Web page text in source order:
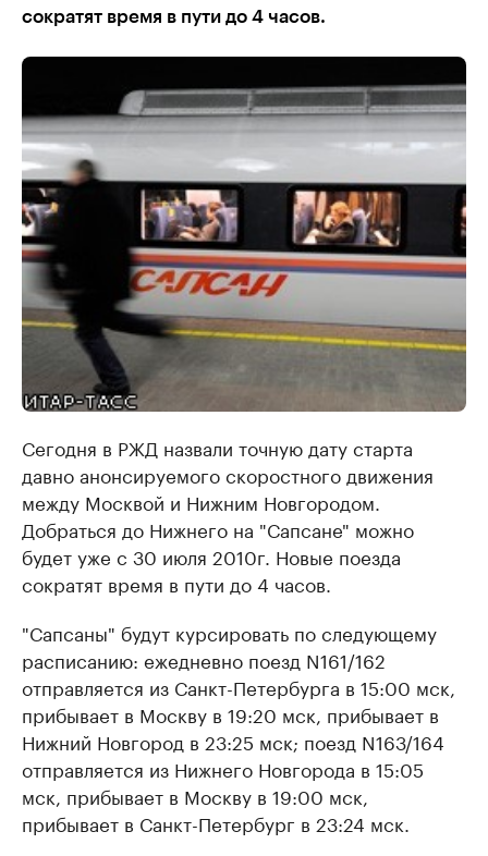
сократят время в пути до 4 часов.
Сегодня в РЖД назвали точную дату старта
давно анонсируемого скоростного движения
между Москвой и Нижним Новгородом.
Добраться до Нижнего на "Сапсане" можно
будет уже с 30 июля 2010г. Новые поезда
сократят время в пути до 4 часов.
"Сапсаны" будут курсировать по следующему
расписанию: ежедневно поезд N161/162
отправляется из Санкт-Петербурга в 15:00 мск,
прибывает в Москву в 19:20 мск, прибывает в
Нижний Новгород в 23:25 мск; поезд N163/164
отправляется из Нижнего Новгорода в 15:05
мск, прибывает в Москву в 19:00 мск,
прибывает в Санкт-Петербург в 23:24 мск.